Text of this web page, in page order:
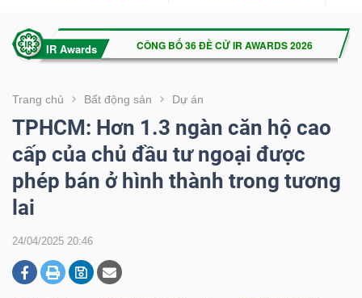
Trang chủ Bất động sản Dự án
TPHCM: Hơn 1.3 ngàn căn hộ cao
cấp của chủ đầu tư ngoại được
phép bán ở hình thành trong tương
lai
24/04/2025 20:46
(-)
VIETSTOCK
CHỨNG
KHOÁN
NGHIỆP